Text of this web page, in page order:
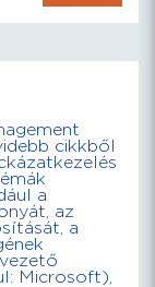
cikkből
a
az
a
Microsoft),